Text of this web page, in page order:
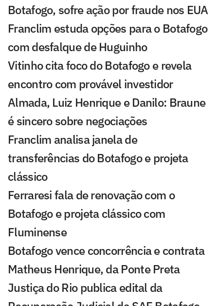
Botafogo, sofre ação por fraude nos EUA
Franclim estuda opções para o Botafogo
com desfalque de Huguinho
Vitinho cita foco do Botafogo e revela
encontro com provável investidor
Almada, Luiz Henrique e Danilo: Braune
é sincero sobre negociações
Franclim analisa janela de
transferências do Botafogo e projeta
clássico
Ferraresi fala de renovação com o
Botafogo e projeta clássico com
Fluminense
Botafogo vence concorrência e contrata
Matheus Henrique, da Ponte Preta
Justiça do Rio publica edital da